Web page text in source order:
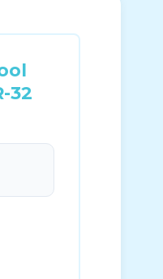
32